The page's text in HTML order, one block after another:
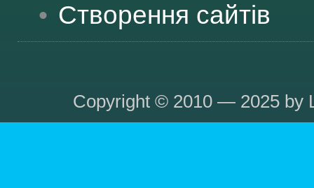
Створення сайтів
Copyright © 2010 — 2025 by